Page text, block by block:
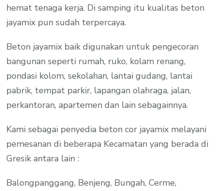
hemat tenaga kerja. Di samping itu kualitas beton
jayamix pun sudah terpercaya.
Beton jayamix baik digunakan untuk pengecoran
bangunan seperti rumah, ruko, kolam renang,
pondasi kolom, sekolahan, lantai gudang, lantai
pabrik, tempat parkir, lapangan olahraga, jalan,
perkantoran, apartemen dan lain sebagainnya.
Kami sebagai penyedia beton cor jayamix melayani
pemesanan di beberapa Kecamatan yang berada di
Gresik antara lain :
Balongpanggang, Benjeng, Bungah, Cerme,